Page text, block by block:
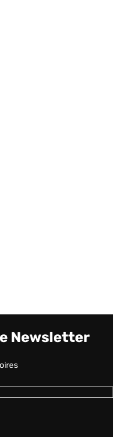
Newsletter